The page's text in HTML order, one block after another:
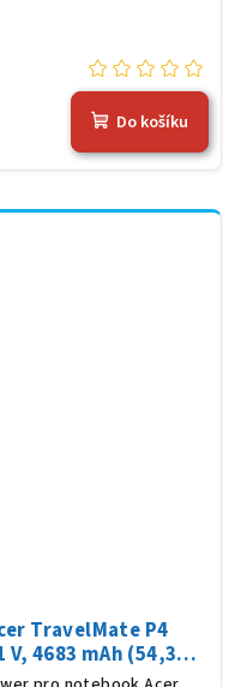
Do košíku
TravelMate P4
4683 mAh (54,36